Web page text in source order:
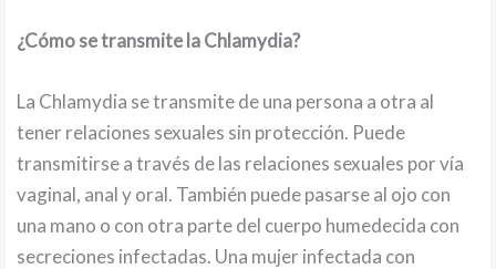
¿Cómo se transmite la Chlamydia?
La Chlamydia se transmite de una persona a otra al
tener relaciones sexuales sin protección. Puede
transmitirse a través de las relaciones sexuales por vía
vaginal, anal y oral. También puede pasarse al ojo con
una mano o con otra parte del cuerpo humedecida con
secreciones infectadas. Una mujer infectada con